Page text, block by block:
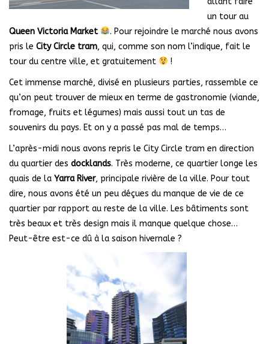
un tour au
Queen Victoria Market
. Pour rejoindre le marché nous avons
pris le City Circle tram, qui, comme son nom l’indique, fait le
tour du centre ville, et gratuitement
!
Cet immense marché, divisé en plusieurs parties, rassemble ce
qu’on peut trouver de mieux en terme de gastronomie (viande,
fromage, fruits et légumes) mais aussi tout un tas de
souvenirs du pays. Et on y a passé pas mal de temps…
L’après-midi nous avons repris le City Circle tram en direction
du quartier des docklands. Très moderne, ce quartier longe les
quais de la Yarra River, principale rivière de la ville. Pour tout
dire, nous avons été un peu déçues du manque de vie de ce
quartier par rapport au reste de la ville. Les bâtiments sont
très beaux et très design mais il manque quelque chose…
Peut-être est-ce dû à la saison hivernale ?